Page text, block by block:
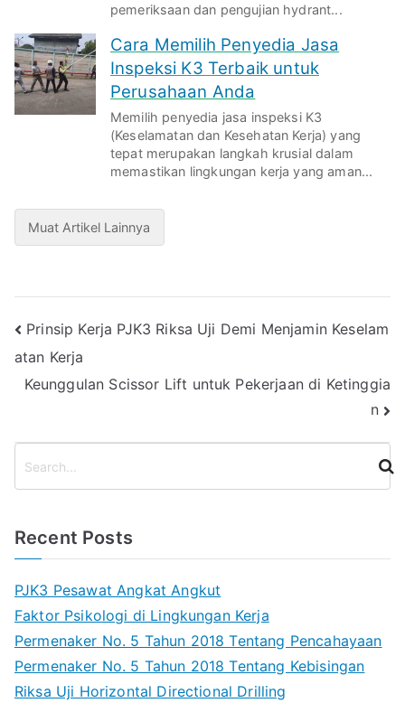
pemeriksaan dan pengujian hydrant...
Cara Memilih Penyedia Jasa
Inspeksi K3 Terbaik untuk
Perusahaan Anda
Memilih penyedia jasa inspeksi K3
(Keselamatan dan Kesehatan Kerja) yang
tepat merupakan langkah krusial dalam
memastikan lingkungan kerja yang aman...
Muat Artikel Lainnya
Post
navigation
Prinsip Kerja PJK3 Riksa Uji Demi Menjamin Keselam
atan Kerja
Keunggulan Scissor Lift untuk Pekerjaan di Ketinggia
n
c
Recent Posts
PJK3 Pesawat Angkat Angkut
Faktor Psikologi di Lingkungan Kerja
Permenaker No. 5 Tahun 2018 Tentang Pencahayaan
Permenaker No. 5 Tahun 2018 Tentang Kebisingan
Riksa Uji Horizontal Directional Drilling